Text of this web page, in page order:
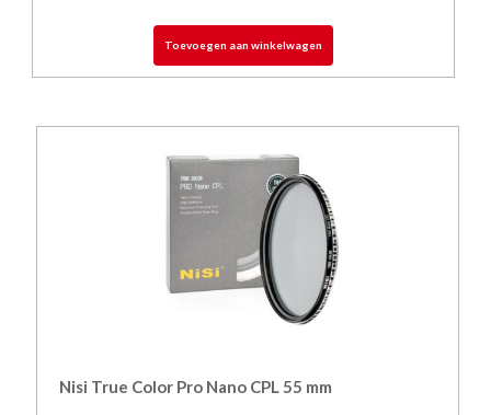
Toevoegen aan winkelwagen
Nisi True Color Pro Nano CPL 55 mm